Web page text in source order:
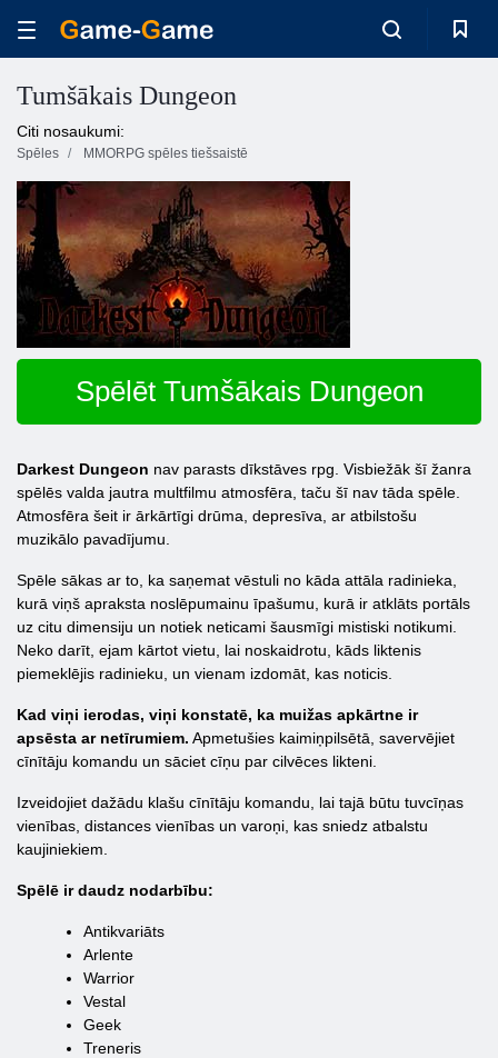
Tumšākais Dungeon
Citi nosaukumi:
Spēles MMORPG spēles tiešsaistē
Spēlēt Tumšākais Dungeon
Darkest Dungeon nav parasts dīkstāves rpg. Visbiežāk šī žanra
spēlēs valda jautra multfilmu atmosfēra, taču šī nav tāda spēle.
Atmosfēra šeit ir ārkārtīgi drūma, depresīva, ar atbilstošu
muzikālo pavadījumu.
Spēle sākas ar to, ka saņemat vēstuli no kāda attāla radinieka,
kurā viņš apraksta noslēpumainu īpašumu, kurā ir atklāts portāls
uz citu dimensiju un notiek neticami šausmīgi mistiski notikumi.
Neko darīt, ejam kārtot vietu, lai noskaidrotu, kāds liktenis
piemeklējis radinieku, un vienam izdomāt, kas noticis.
Kad viņi ierodas, viņi konstatē, ka muižas apkārtne ir
apsēsta ar netīrumiem. Apmetušies kaimiņpilsētā, savervējiet
cīnītāju komandu un sāciet cīņu par cilvēces likteni.
Izveidojiet dažādu klašu cīnītāju komandu, lai tajā būtu tuvcīņas
vienības, distances vienības un varoņi, kas sniedz atbalstu
kaujiniekiem.
Spēlē ir daudz nodarbību:
Antikvariāts
Arlente
Warrior
Vestal
Geek
Treneris